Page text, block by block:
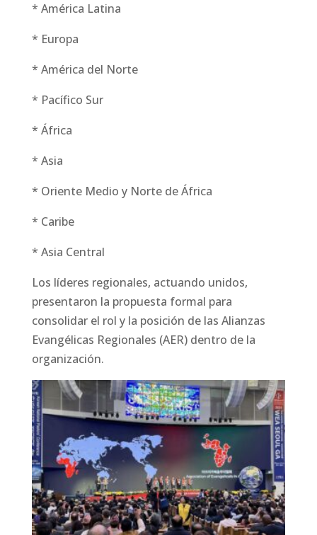
* América Latina
* Europa
* América del Norte
* Pacífico Sur
* África
* Asia
* Oriente Medio y Norte de África
* Caribe
* Asia Central
Los líderes regionales, actuando unidos,
presentaron la propuesta formal para
consolidar el rol y la posición de las Alianzas
Evangélicas Regionales (AER) dentro de la
organización.